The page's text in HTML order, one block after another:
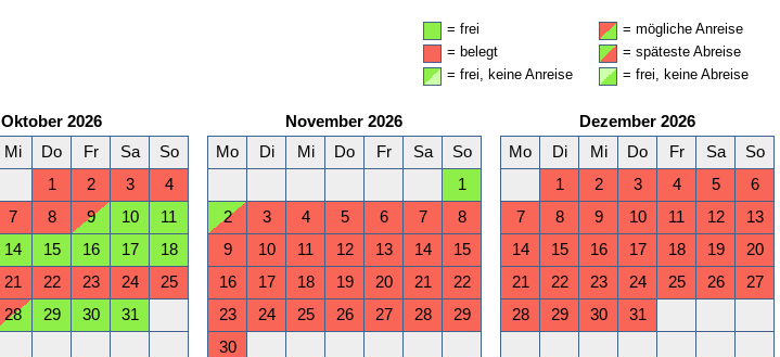
= frei
= mögliche Anreise
= belegt
= späteste Abreise
= frei, keine Anreise
= frei, keine Abreise
Oktober 2026
Mi Do Fr Sa
So
1
2 3
4
7 8 9 10
11
14 15 16 17
18
21 22 23 24
25
28 29 30 31
November 2026
Mo
Di Mi Do Fr Sa
So
1
2
3 4 5 6 7
8
9
10 11 12 13 14
15
16
17 18 19 20 21
22
23
24 25 26 27 28
29
30
Dezember 2026
Mo
Di Mi Do Fr Sa
So
1
2 3 4 5
6
7
8 9 10 11 12
13
14
15 16 17 18 19
20
21
22 23 24 25 26
27
28
29 30 31